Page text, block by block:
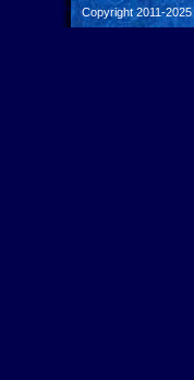
Copyright 2011-2025